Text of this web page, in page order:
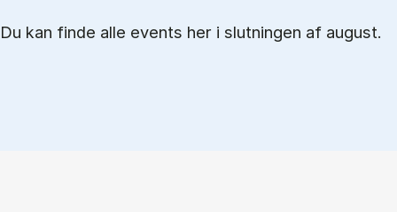
Du kan finde alle events her i slutningen af august.